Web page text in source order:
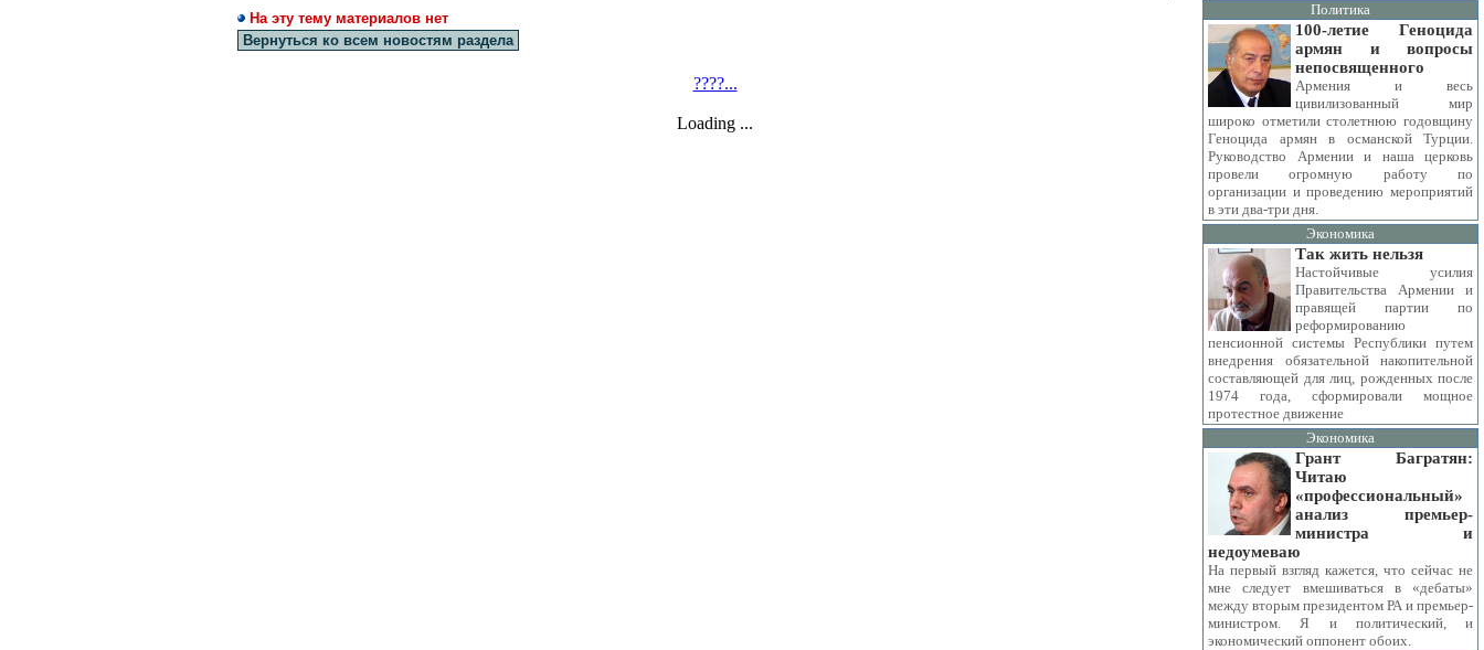
На эту тему материалов нет
Вернуться ко всем новостям раздела
????...
Loading ...
Политика
100-летие Геноцида
армян и вопросы
непосвященного
Армения и весь
цивилизованный мир
широко отметили столетнюю годовщину
Геноцида армян в османской Турции.
Руководство Армении и наша церковь
провели огромную работу по
организации и проведению мероприятий
в эти два-три дня.
Экономика
Так жить нельзя
Настойчивые усилия
Правительства Армении и
правящей партии по
реформированию
пенсионной системы Республики путем
внедрения обязательной накопительной
составляющей для лиц, рожденных после
1974 года, сформировали мощное
протестное движение
Экономика
Грант Багратян:
Читаю
«профессиональный»
анализ премьер-
министра и
недоумеваю
На первый взгляд кажется, что сейчас не
мне следует вмешиваться в «дебаты»
между вторым президентом РА и премьер-
министром. Я и политический, и
экономический оппонент обоих.